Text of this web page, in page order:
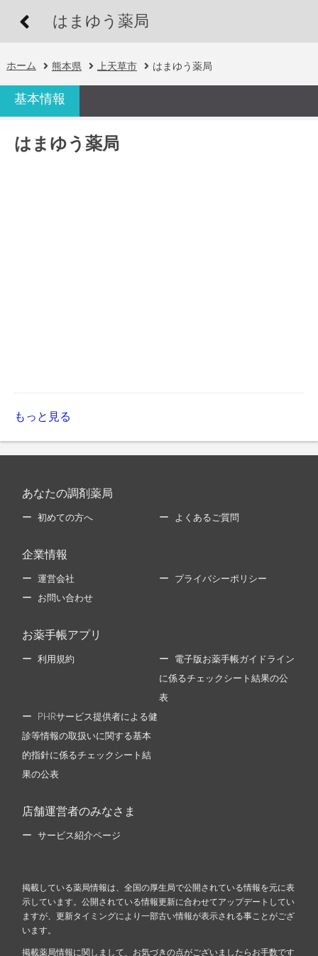
はまゆう薬局
ホーム 熊本県 上天草市 はまゆう薬局
基本情報
はまゆう薬局
もっと見る
あなたの調剤薬局
初めての方へ よくあるご質問
企業情報
運営会社 プライバシーポリシー
お問い合わせ
お薬手帳アプリ
利用規約 電子版お薬手帳ガイドライン
に係るチェックシート結果の公
表
PHRサービス提供者による健
診等情報の取扱いに関する基本
的指針に係るチェックシート結
果の公表
店舗運営者のみなさま
サービス紹介ページ
掲載している薬局情報は、全国の厚生局で公開されている情報を元に表
示しています。公開されている情報更新に合わせてアップデートしてい
ますが、更新タイミングにより一部古い情報が表示される事ことがござ
います。
掲載薬局情報に関しまして、お気づきの点がございましたらお手数です